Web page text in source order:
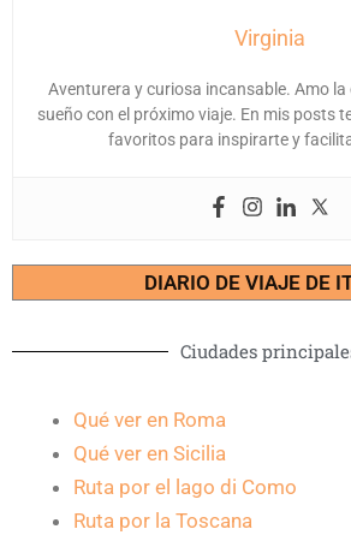
Virginia
Aventurera y curiosa incansable. Amo
sueño con el próximo viaje. En mis posts
favoritos para inspirarte y
DIARIO DE VIAJE DE
Ciudades
Qué ver en Roma
Qué ver en Sicilia
Ruta por el lago di Como
Ruta por la Toscana